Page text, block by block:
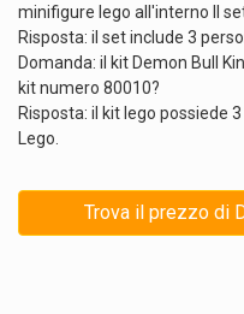
minifigure lego all'interno Il
Risposta: il set include 3
Domanda: il kit Demon Bull
kit numero 80010?
Risposta: il kit lego possiede
Lego.
Trova il prezzo di